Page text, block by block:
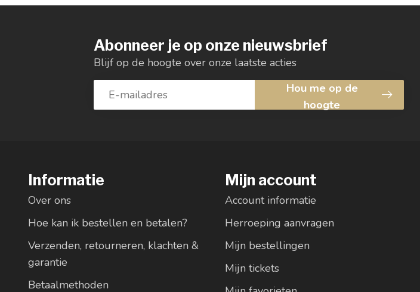
Abonneer je op onze nieuwsbrief
Blijf op de hoogte over onze laatste acties
Hou me op de
hoogte
Informatie
Over ons
Hoe kan ik bestellen en betalen?
Verzenden, retourneren, klachten &
garantie
Betaalmethoden
Mijn account
Account informatie
Herroeping aanvragen
Mijn bestellingen
Mijn tickets